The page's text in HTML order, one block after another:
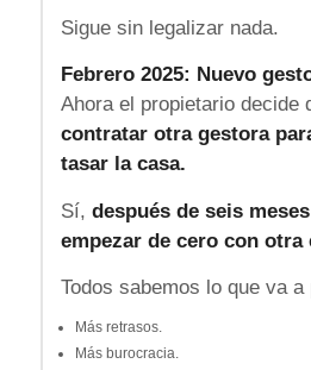
Sigue sin legalizar nada.
Febrero 2025: Nuevo
Ahora el propietario decide
contratar otra gestora
tasar la casa.
Sí, después de seis
empezar de cero con otra
Todos sabemos lo que va a
Más retrasos.
Más burocracia.